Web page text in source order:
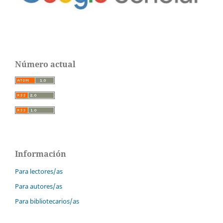
Número actual
Información
Para lectores/as
Para autores/as
Para bibliotecarios/as